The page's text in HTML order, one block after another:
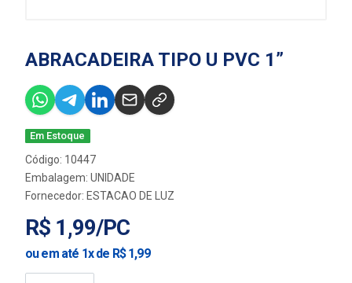
ABRACADEIRA TIPO U PVC 1”
Em Estoque
Código: 10447
Embalagem: UNIDADE
Fornecedor: ESTACAO DE LUZ
R$ 1,99/PC
ou em até 1x de R$ 1,99